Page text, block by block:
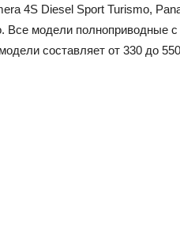
4S Diesel Sport Turismo,
Все модели полноприводные с
составляет от 330 до